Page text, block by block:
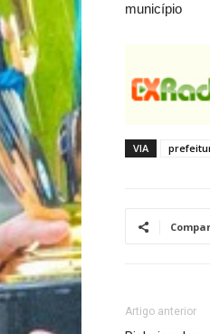
município
VIA
Artigo anterior